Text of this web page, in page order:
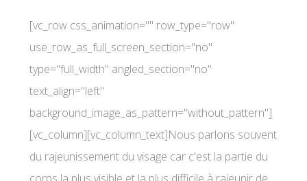
[vc_row css_animation="" row_type="row"
use_row_as_full_screen_section="no"
type="full_width" angled_section="no"
text_align="left"
background_image_as_pattern="without_pattern"]
[vc_column][vc_column_text]Nous parlons souvent
du rajeunissement du visage car c'est la partie du